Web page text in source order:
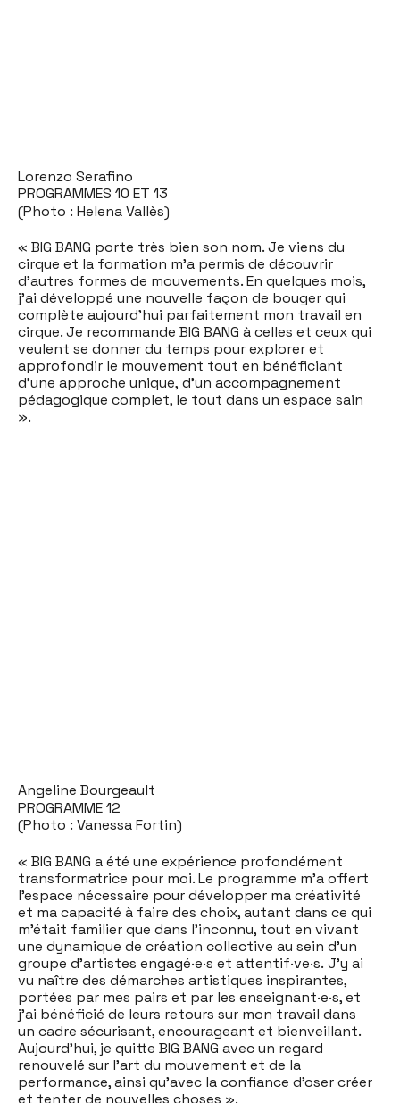
Lorenzo Serafino
PROGRAMMES 10 ET 13
(Photo : Helena Vallès)
« BIG BANG porte très bien son nom. Je viens du
cirque et la formation m'a permis de découvrir
d'autres formes de mouvements. En quelques mois,
j'ai développé une nouvelle façon de bouger qui
complète aujourd'hui parfaitement mon travail en
cirque. Je recommande BIG BANG à celles et ceux qui
veulent se donner du temps pour explorer et
approfondir le mouvement tout en bénéficiant
d'une approche unique, d'un accompagnement
pédagogique complet, le tout dans un espace sain
».
Angeline Bourgeault
PROGRAMME 12
(Photo : Vanessa Fortin)
« BIG BANG a été une expérience profondément
transformatrice pour moi. Le programme m’a offert
l’espace nécessaire pour développer ma créativité
et ma capacité à faire des choix, autant dans ce qui
m’était familier que dans l’inconnu, tout en vivant
une dynamique de création collective au sein d’un
groupe d’artistes engagé·e·s et attentif·ve·s. J’y ai
vu naître des démarches artistiques inspirantes,
portées par mes pairs et par les enseignant·e·s, et
j’ai bénéficié de leurs retours sur mon travail dans
un cadre sécurisant, encourageant et bienveillant.
Aujourd’hui, je quitte BIG BANG avec un regard
renouvelé sur l’art du mouvement et de la
performance, ainsi qu’avec la confiance d’oser créer
et tenter de nouvelles choses ».